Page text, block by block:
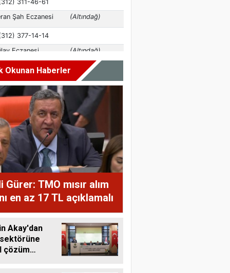
Okunan Haberler
Gürer: TMO mısır alım
en az 17 TL açıklamalı
Akay'dan
çözüm